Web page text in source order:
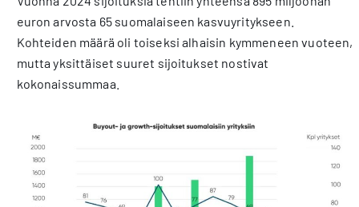
euron arvosta 65 suomalaiseen kasvuyritykseen.
Kohteiden määrä oli toiseksi alhaisin kymmeneen vuoteen,
mutta yksittäiset suuret sijoitukset nostivat
kokonaissummaa.